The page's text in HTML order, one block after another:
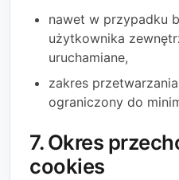
nawet w przypadku
użytkownika
uruchamiane,
zakres
ograniczony do
7. Okres
cookies